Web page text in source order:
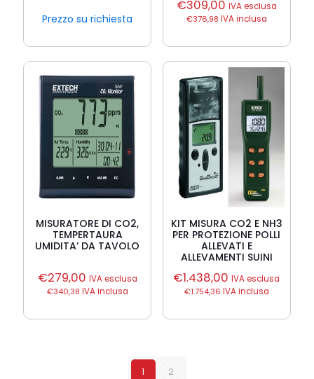
Prezzo su richiesta
€309,00 IVA esclusa
€376,98 IVA inclusa
MISURATORE DI CO2,
TEMPERTAURA
UMIDITA’ DA TAVOLO
€279,00 IVA esclusa
€340,38 IVA inclusa
KIT MISURA CO2 E NH3
PER PROTEZIONE POLLI
ALLEVATI E
ALLEVAMENTI SUINI
€1.438,00 IVA esclusa
€1.754,36 IVA inclusa
1 2